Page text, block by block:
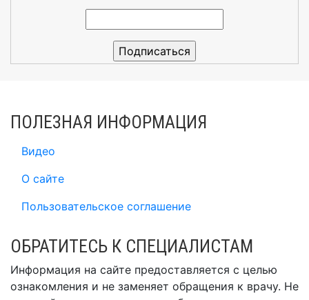
ПОЛЕЗНАЯ ИНФОРМАЦИЯ
Видео
О сайте
Пользовательское соглашение
ОБРАТИТЕСЬ К СПЕЦИАЛИСТАМ
Информация на сайте предоставляется с целью
ознакомления и не заменяет обращения к врачу. Не